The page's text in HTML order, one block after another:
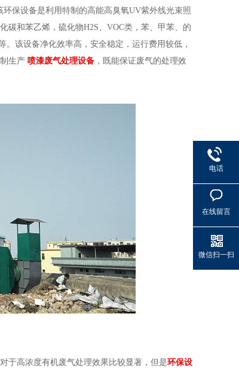
环保设备是利用特制的高能高臭氧UV紫外线光束照
碳和苯乙烯，硫化物H2S、VOC类，苯、甲苯、的
该设备净化效率高，安全稳定，运行费用较低，
生产 喷漆废气处理设备 ，既能保证废气的处理效
于高浓度有机废气处理效果比较显著，但是环保设
电话
在线留言
微信扫一扫